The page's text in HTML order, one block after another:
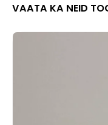
VAATA KA NEID